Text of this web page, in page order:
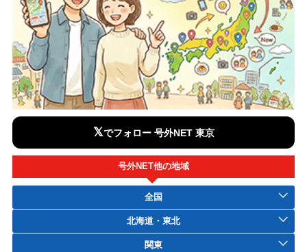
𝕏でフォロー 号外NET 東京
号外NET他の地域
全国
北海道・東北
関東